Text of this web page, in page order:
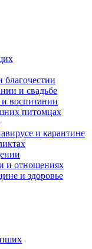
и свадьбе
воспитании
питомцах
и карантине
и отношениях
и здоровье